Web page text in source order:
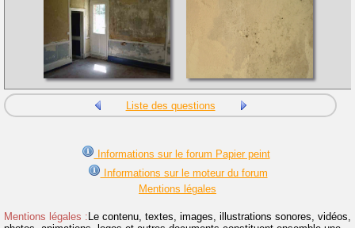
Liste des questions
Informations sur le forum Papier peint
Informations sur le moteur du forum
Mentions légales
Mentions légales : Le contenu, textes, images, illustrations sonores, vidéos,